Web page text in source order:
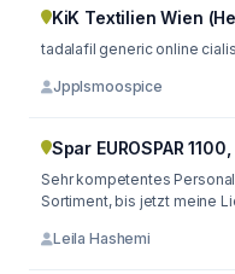
KiK Textilien Wien
tadalafil generic online
Jpplsmoospice
Spar EUROSPAR
Sehr kompetentes
Sortiment, bis jetzt meine
Leila Hashemi